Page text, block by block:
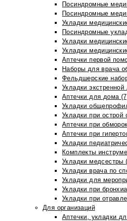
Посиндромные
Посиндромные
Укладки
Посиндромные
Укладки
Укладки
Аптечки первой
Наборы для врача
Фельдшерские
Укладки
Аптечки для дома
Укладки
Укладки при острой
Аптечки при
Аптечки при
Укладки
Комплекты
Укладки медсестры
Укладки врача по
Укладки для
Укладки при
Укладки при
Для организаций
Аптечки, укладки